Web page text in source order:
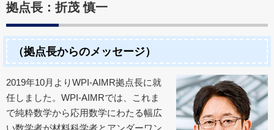
拠点長：折茂 慎一
（拠点長からのメッセージ）
2019年10月よりWPI-AIMR拠点長に就
任しました。WPI-AIMRでは、これま
で純粋数学から応用数学にわたる幅広